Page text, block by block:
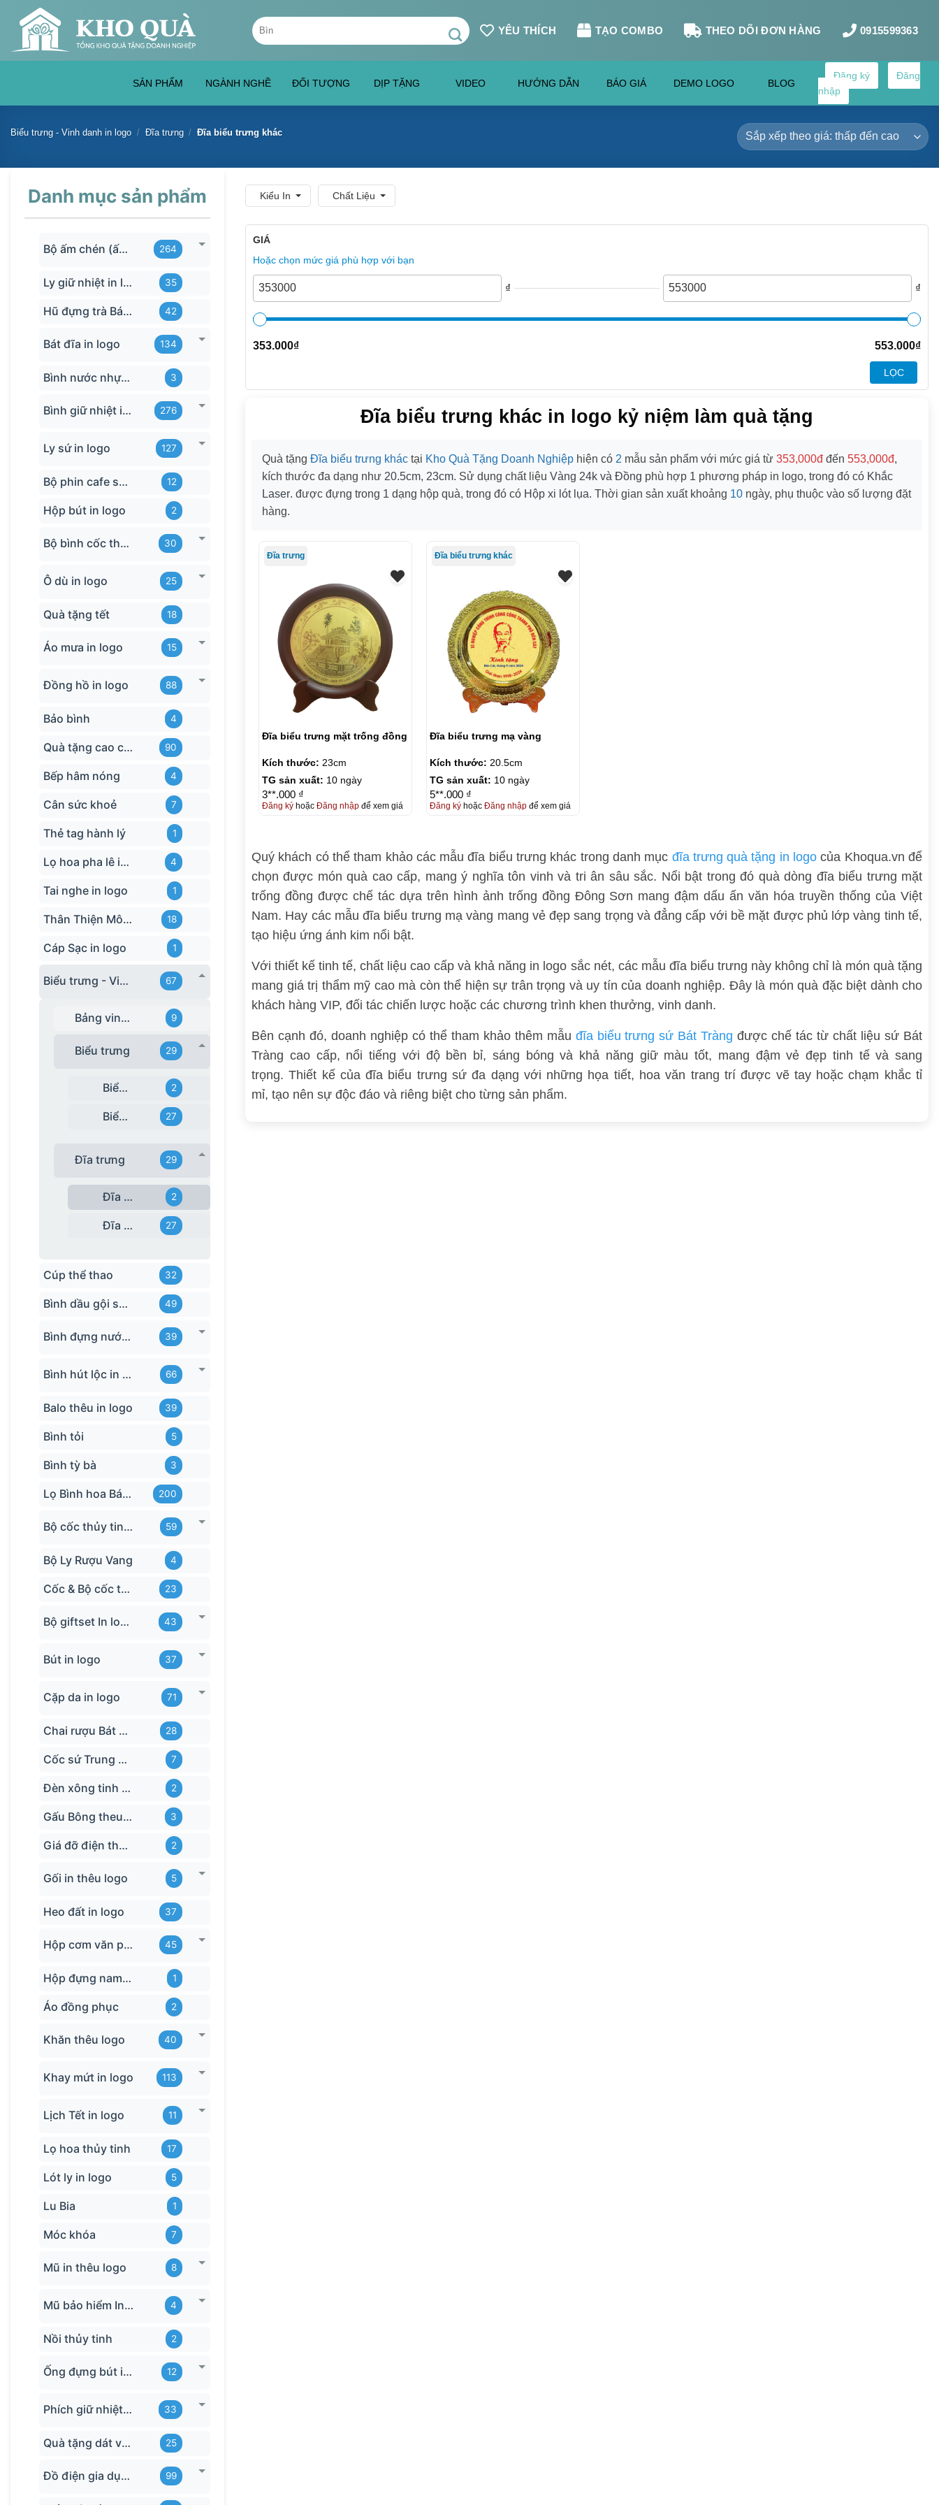
content
Tìm
kiếm:
YÊU THÍCH TẠO COMBO THEO DÕI ĐƠN HÀNG 0915599363
SẢN PHẨM NGÀNH NGHỀ ĐỐI TƯỢNG DỊP TẶNG VIDEO HƯỚNG DẪN BÁO GIÁ DEMO LOGO BLOG
Đăng ký
Đăng
nhập
Biểu trưng - Vinh danh in logo / Đĩa trưng / Đĩa biểu trưng khác
Danh mục sản phẩm
Bộ ấm chén (ấm trà) in logo 264
Ly giữ nhiệt in logo 35
Hũ đựng trà Bát Tràng 42
Bát đĩa in logo 134
Bình nước nhựa TQ 3
Bình giữ nhiệt in logo 276
Ly sứ in logo 127
Bộ phin cafe sứ Bát Tràng 12
Hộp bút in logo 2
Bộ bình cốc thủy tinh 30
Ô dù in logo 25
Quà tặng tết 18
Áo mưa in logo 15
Đồng hồ in logo 88
Bảo bình 4
Quà tặng cao cấp 90
Bếp hâm nóng 4
Cân sức khoẻ 7
Thẻ tag hành lý 1
Lọ hoa pha lê in logo 4
Tai nghe in logo 1
Thân Thiện Môi trường 18
Cáp Sạc in logo 1
Biểu trưng - Vinh danh in logo 67
Bảng vinh danh gỗ đồng 9
Biểu trưng 29
Biểu trưng khác 2
Biểu trưng pha lê 27
Đĩa trưng 29
Đĩa biểu trưng khác 2
Đĩa biểu trưng sứ BT 27
Cúp thể thao 32
Bình dầu gội sữa tắm 49
Bình đựng nước in logo 39
Bình hút lộc in logo 66
Balo thêu in logo 39
Bình tỏi 5
Bình tỳ bà 3
Lọ Bình hoa Bát Tràng in logo 200
Bộ cốc thủy tinh hãng 59
Bộ Ly Rượu Vang 4
Cốc & Bộ cốc thủy tinh TQ 23
Bộ giftset In logo 43
Bút in logo 37
Cặp da in logo 71
Chai rượu Bát Tràng 28
Cốc sứ Trung Quốc 7
Đèn xông tinh dầu 2
Gấu Bông theu-logo 3
Giá đỡ điện thoại 2
Gối in thêu logo 5
Heo đất in logo 37
Hộp cơm văn phòng 45
Hộp đựng name card 1
Áo đồng phục 2
Khăn thêu logo 40
Khay mứt in logo 113
Lịch Tết in logo 11
Lọ hoa thủy tinh 17
Lót ly in logo 5
Lu Bia 1
Móc khóa 7
Mũ in thêu logo 8
Mũ bảo hiểm In logo 4
Nồi thủy tinh 2
Ống đựng bút in logo 12
Phích giữ nhiệt quà tặng 33
Quà tặng dát vàng 25
Đồ điện gia dụng in logo 99
Kiểu In Chất Liệu
GIÁ
Hoặc chọn mức giá phù hợp với bạn
₫ ₫
353.000₫ 553.000₫
LỌC
Đĩa biểu trưng khác in logo kỷ niệm làm quà tặng
Quà tặng Đĩa biểu trưng khác tại Kho Quà Tặng Doanh Nghiệp hiện có 2 mẫu sản phẩm với mức giá từ 353,000đ đến 553,000đ,
kích thước đa dạng như 20.5cm, 23cm. Sử dụng chất liệu Vàng 24k và Đồng phù hợp 1 phương pháp in logo, trong đó có Khắc
Laser. được đựng trong 1 dạng hộp quà, trong đó có Hộp xi lót lụa. Thời gian sản xuất khoảng 10 ngày, phụ thuộc vào số lượng đặt
hàng.
Đĩa trưng
Đĩa biểu trưng mặt trống đồng
Kích thước: 23cm
TG sản xuất: 10 ngày
3**.000 ₫
Đăng kýhoặc Đăng nhậpđể xem giá
Đĩa biểu trưng khác
Đĩa biểu trưng mạ vàng
Kích thước: 20.5cm
TG sản xuất: 10 ngày
5**.000 ₫
Đăng kýhoặc Đăng nhậpđể xem giá
Quý khách có thể tham khảo các mẫu đĩa biểu trưng khác trong danh mục đĩa trưng quà tặng in logo của Khoqua.vn để
chọn được món quà cao cấp, mang ý nghĩa tôn vinh và tri ân sâu sắc. Nổi bật trong đó quà dòng đĩa biểu trưng mặt
trống đồng được chế tác dựa trên hình ảnh trống đồng Đông Sơn mang đậm dấu ấn văn hóa truyền thống của Việt
Nam. Hay các mẫu đĩa biểu trưng mạ vàng mang vẻ đẹp sang trọng và đẳng cấp với bề mặt được phủ lớp vàng tinh tế,
tạo hiệu ứng ánh kim nổi bật.
Với thiết kế tinh tế, chất liệu cao cấp và khả năng in logo sắc nét, các mẫu đĩa biểu trưng này không chỉ là món quà tặng
mang giá trị thẩm mỹ cao mà còn thể hiện sự trân trọng và uy tín của doanh nghiệp. Đây là món quà đặc biệt dành cho
khách hàng VIP, đối tác chiến lược hoặc các chương trình khen thưởng, vinh danh.
Bên cạnh đó, doanh nghiệp có thể tham khảo thêm mẫu đĩa biểu trưng sứ Bát Tràng được chế tác từ chất liệu sứ Bát
Tràng cao cấp, nổi tiếng với độ bền bỉ, sáng bóng và khả năng giữ màu tốt, mang đậm vẻ đẹp tinh tế và sang
trọng. Thiết kế của đĩa biểu trưng sứ đa dạng với những họa tiết, hoa văn trang trí được vẽ tay hoặc chạm khắc tỉ
mỉ, tạo nên sự độc đáo và riêng biệt cho từng sản phẩm.